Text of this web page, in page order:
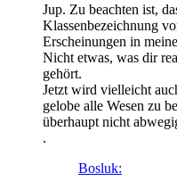
Jup. Zu beachten ist,
Klassenbezeichnung
Erscheinungen in
Nicht etwas, was dir
gehört.
Jetzt wird vielleicht
gelobe alle Wesen zu
überhaupt nicht
.
Bosluk: